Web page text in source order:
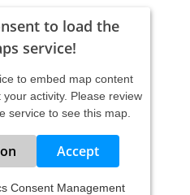
to load the
service!
to embed map content
activity. Please review
service to see this map.
Accept
Consent Management